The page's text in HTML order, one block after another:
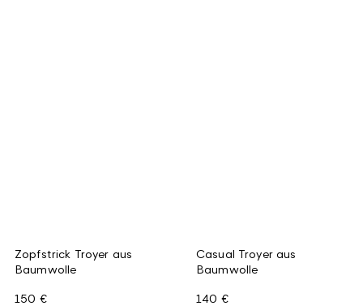
Zopfstrick Troyer aus
Baumwolle
150 €
Casual Troyer aus
Baumwolle
140 €